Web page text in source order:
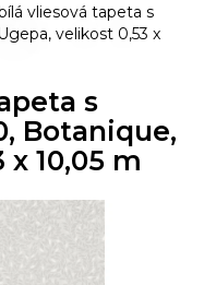
vliesová tapeta s
velikost 0,53 x
s
Botanique,
10,05 m